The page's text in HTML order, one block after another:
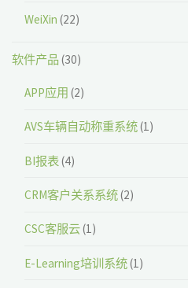
WeiXin (22)
软件产品(30)
APP应用 (2)
AVS车辆自动称重系统(1)
BI报表(4)
CRM客户关系系统(2)
CSC客服云(1)
E-Learning培训系统(1)